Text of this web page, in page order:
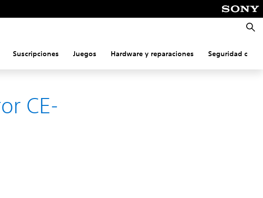
Suscripciones Juegos Hardware y reparaciones Seguridad
CE-